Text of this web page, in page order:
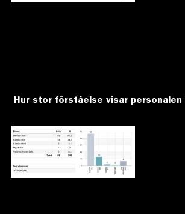
Hur stor förståelse visar personalen